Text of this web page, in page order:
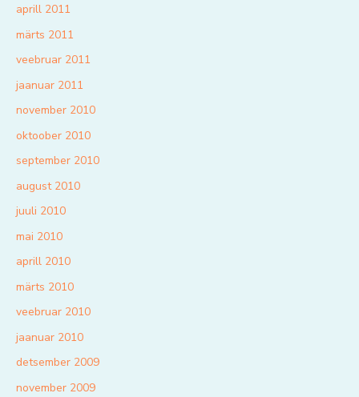
aprill 2011
märts 2011
veebruar 2011
jaanuar 2011
november 2010
oktoober 2010
september 2010
august 2010
juuli 2010
mai 2010
aprill 2010
märts 2010
veebruar 2010
jaanuar 2010
detsember 2009
november 2009